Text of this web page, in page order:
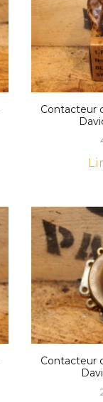
Contacteur
Contacteur